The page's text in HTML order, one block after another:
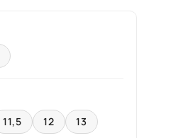
11,5 12 13